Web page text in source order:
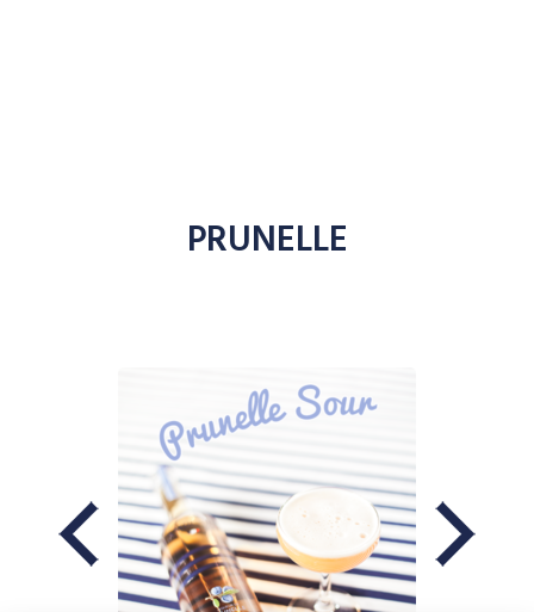
PRUNELLE